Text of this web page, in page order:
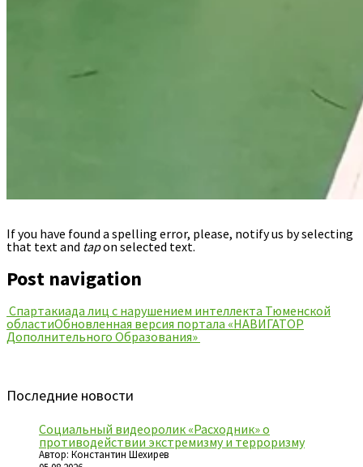
If you have found a spelling error, please, notify us by selecting
that text and tapon selected text.
Post navigation
Спартакиада лиц с нарушением интеллекта Тюменской
областиОбновленная версия портала «НАВИГАТОР
Дополнительного Образования»
Последние новости
Социальный видеоролик «Расходник» о
противодействии экстремизму и терроризму
Автор: Константин Шехирев